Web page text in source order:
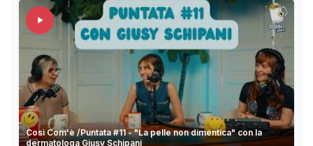
Così Com'è /Puntata #11 - "La pelle non dimentica" con la
dermatologa Giusy Schipani